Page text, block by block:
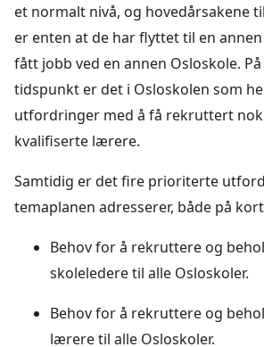
et normalt nivå, og hovedårsakene
er enten at de har flyttet til en
fått jobb ved en annen Osloskole.
tidspunkt er det i Osloskolen som
utfordringer med å få rekruttert
kvalifiserte lærere.
Samtidig er det fire prioriterte
temaplanen adresserer, både på
Behov for å rekruttere og
skoleledere til alle Osloskoler.
Behov for å rekruttere og
lærere til alle Osloskoler.